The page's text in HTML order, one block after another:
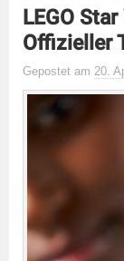
LEGO
Offizieller
Gepostet am 20.